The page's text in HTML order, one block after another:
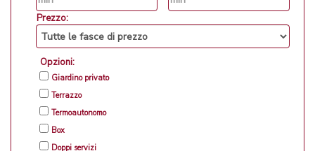
Prezzo:
Opzioni:
Giardino privato
Terrazzo
Termoautonomo
Box
Doppi servizi